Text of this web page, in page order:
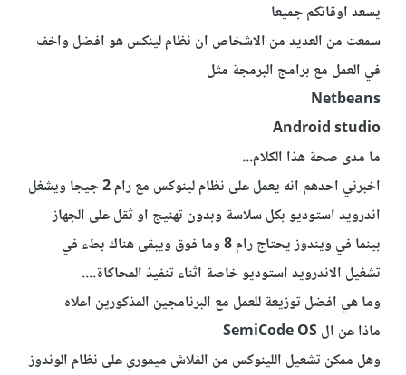
يسعد اوقاتكم جميعا
سمعت من العديد من الاشخاص ان نظام لينكس هو افضل واخف
في العمل مع برامج البرمجة مثل
Netbeans
Android studio
ما مدى صحة هذا الكلام...
اخبرني احدهم انه يعمل على نظام لينوكس مع رام 2 جيجا ويشغل
اندرويد استوديو بكل سلاسة وبدون تهنيج او ثقل على الجهاز
بينما في ويندوز يحتاج رام 8 وما فوق ويبقى هناك بطء في
تشغيل الاندرويد استوديو خاصة اثناء تنفيذ المحاكاة....
وما هي افضل توزيعة للعمل مع البرنامجين المذكورين اعلاه
ماذا عن ال SemiCode OS
وهل ممكن تشعيل اللينوكس من الفلاش ميموري على نظام الوندوز